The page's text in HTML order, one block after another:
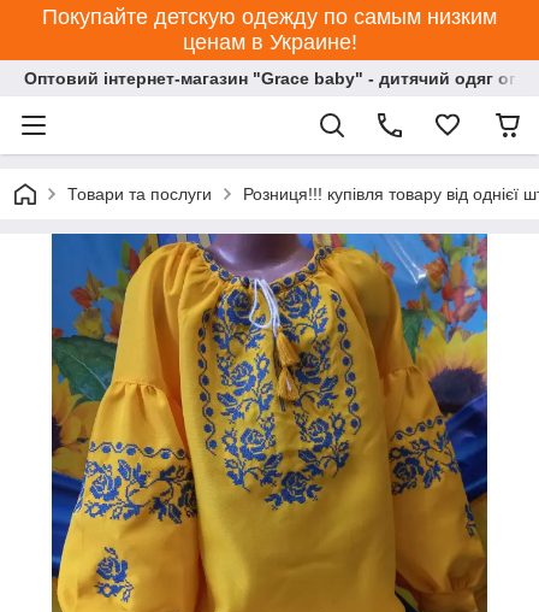
Покупайте детскую одежду по самым низким
ценам в Украине!
Оптовий інтернет-магазин "Grace baby" - дитячий одяг
Товари та послуги Розниця!!! купівля товару від однієї